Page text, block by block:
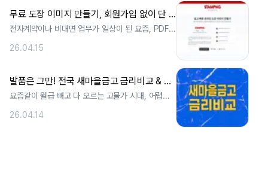
무료 도장 이미지 만들기, 회원가입 없이 단 10초 만에 투명 배경 도장 이미지
전자계약이나 비대면 업무가 일상이 된 요즘, PDF나
26.04.15
발품은 그만! 전국 새마을금고 금리비교 & 정기적금 최고 이율 안전하게 찾는 완벽 가이드
요즘같이 월급 빼고 다 오르는 고물가 시대, 어렵게
26.04.14